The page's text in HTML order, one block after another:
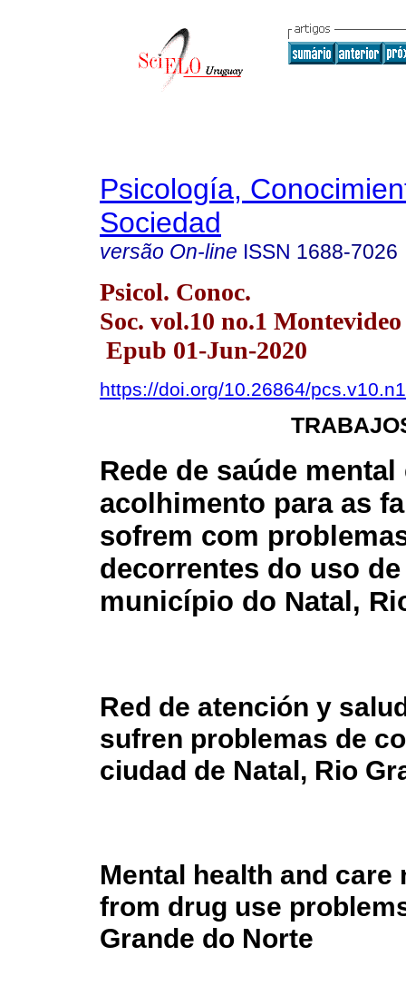
Psicología,
Sociedad
versão On-line ISSN 1688-7026
Psicol. Conoc.
Soc. vol.10 no.1
Epub 01-Jun-2020
https://doi.org/10.26864/
Rede de saúde mental
acolhimento para as
sofrem com
decorrentes do uso
município do Natal,
Red de atención y
sufren problemas de
ciudad de Natal, Rio
Mental health and
from drug use
Grande do Norte